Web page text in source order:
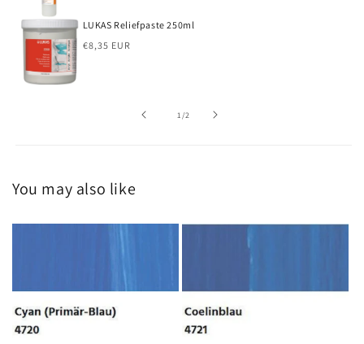
LUKAS Reliefpaste 250ml
Normaler
€8,35 EUR
1/von
2
You may also like